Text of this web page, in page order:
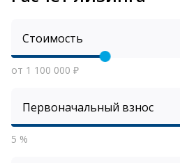
Стоимость
от 1 100 000 ₽
Первоначальный взнос
5 %